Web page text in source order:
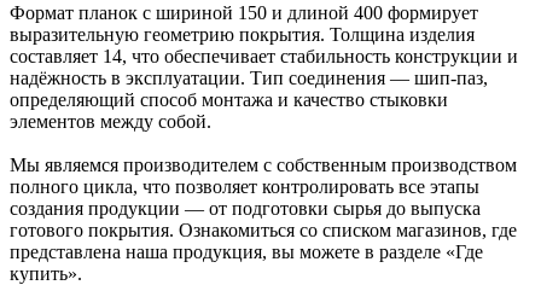
Формат планок с шириной 150 и длиной 400 формирует
выразительную геометрию покрытия. Толщина изделия
составляет 14, что обеспечивает стабильность конструкции и
надёжность в эксплуатации. Тип соединения — шип-паз,
определяющий способ монтажа и качество стыковки
элементов между собой.
Мы являемся производителем с собственным производством
полного цикла, что позволяет контролировать все этапы
создания продукции — от подготовки сырья до выпуска
готового покрытия. Ознакомиться со списком магазинов, где
представлена наша продукция, вы можете в разделе «Где
купить».